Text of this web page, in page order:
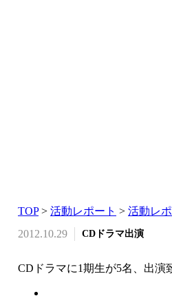
TOP > 活動レポート > 活動レ
2012.10.29
CDドラマ出演
CDドラマに1期生が5名、出演